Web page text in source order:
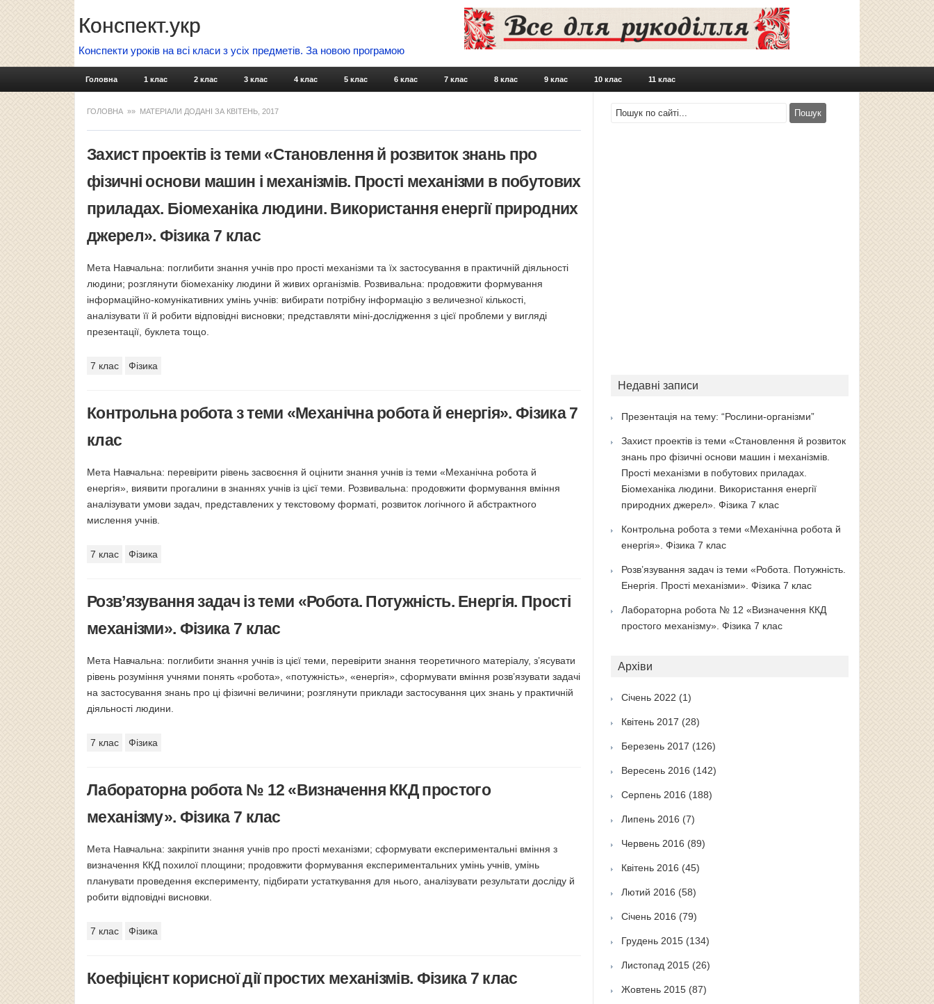
Конспект.укр
Конспекти уроків на всі класи з усіх предметів. За новою програмою
Skip to content
Головна 1 клас 2 клас 3 клас 4 клас 5 клас 6 клас 7 клас 8 клас 9 клас 10 клас 11 клас
ГОЛОВНА »» МАТЕРІАЛИ ДОДАНІ ЗА КВІТЕНЬ, 2017
Захист проектів із теми «Становлення й розвиток знань про
фізичні основи машин і механізмів. Прості механізми в побутових
приладах. Біомеханіка людини. Використання енергії природних
джерел». Фізика 7 клас
Мета Навчальна: поглибити знання учнів про прості механізми та їх застосування в практичній діяльності
людини; розглянути біомеханіку людини й живих організмів. Розвивальна: продовжити формування
інформаційно-комунікативних умінь учнів: вибирати потрібну інформацію з величезної кількості,
аналізувати її й робити відповідні висновки; представляти міні-дослідження з цієї проблеми у вигляді
презентації, буклета тощо.
7 клас Фізика
Контрольна робота з теми «Механічна робота й енергія». Фізика 7
клас
Мета Навчальна: перевірити рівень засвоєння й оцінити знання учнів із теми «Механічна робота й
енергія», виявити прогалини в знаннях учнів із цієї теми. Розвивальна: продовжити формування вміння
аналізувати умови задач, представлених у текстовому форматі, розвиток логічного й абстрактного
мислення учнів.
7 клас Фізика
Розв’язування задач із теми «Робота. Потужність. Енергія. Прості
механізми». Фізика 7 клас
Мета Навчальна: поглибити знання учнів із цієї теми, перевірити знання теоретичного матеріалу, з’ясувати
рівень розуміння учнями понять «робота», «потужність», «енергія», сформувати вміння розв’язувати задачі
на застосування знань про ці фізичні величини; розглянути приклади застосування цих знань у практичній
діяльності людини.
7 клас Фізика
Лабораторна робота № 12 «Визначення ККД простого
механізму». Фізика 7 клас
Мета Навчальна: закріпити знання учнів про прості механізми; сформувати експериментальні вміння з
визначення ККД похилої площини; продовжити формування експериментальних умінь учнів, умінь
планувати проведення експерименту, підбирати устаткування для нього, аналізувати результати досліду й
робити відповідні висновки.
7 клас Фізика
Коефіцієнт корисної дії простих механізмів. Фізика 7 клас
Недавні записи
Презентація на тему: “Рослини-організми”
Захист проектів із теми «Становлення й розвиток
знань про фізичні основи машин і механізмів.
Прості механізми в побутових приладах.
Біомеханіка людини. Використання енергії
природних джерел». Фізика 7 клас
Контрольна робота з теми «Механічна робота й
енергія». Фізика 7 клас
Розв’язування задач із теми «Робота. Потужність.
Енергія. Прості механізми». Фізика 7 клас
Лабораторна робота № 12 «Визначення ККД
простого механізму». Фізика 7 клас
Архіви
Січень 2022 (1)
Квітень 2017 (28)
Березень 2017 (126)
Вересень 2016 (142)
Серпень 2016 (188)
Липень 2016 (7)
Червень 2016 (89)
Квітень 2016 (45)
Лютий 2016 (58)
Січень 2016 (79)
Грудень 2015(134)
Листопад 2015(26)
Жовтень 2015(87)